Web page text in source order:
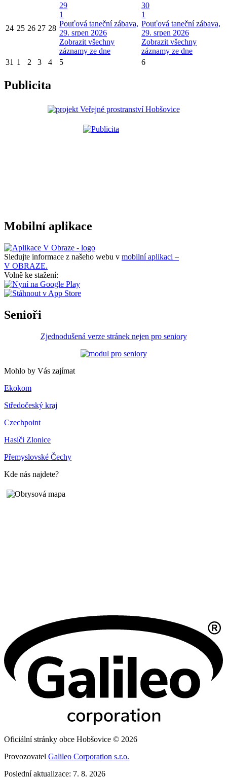
24 25 26 27 28
29
1
Pouťová taneční zábava,
29. srpen 2026
Zobrazit všechny
záznamy ze dne
30
1
Pouťová taneční zábava,
29. srpen 2026
Zobrazit všechny
záznamy ze dne
31 1 2 3 4 5 6
Publicita
Mobilní aplikace
Sledujte informace z našeho webu v mobilní aplikaci –
V OBRAZE.
Volně ke stažení:
Senioři
Zjednodušená verze stránek nejen pro seniory
Mohlo by Vás zajímat
Ekokom
Středočeský kraj
Czechpoint
Hasiči Zlonice
Přemyslovské Čechy
Kde nás najdete?
Oficiální stránky obce Hobšovice © 2026
Provozovatel Galileo Corporation s.r.o.
Poslední aktualizace: 7. 8. 2026